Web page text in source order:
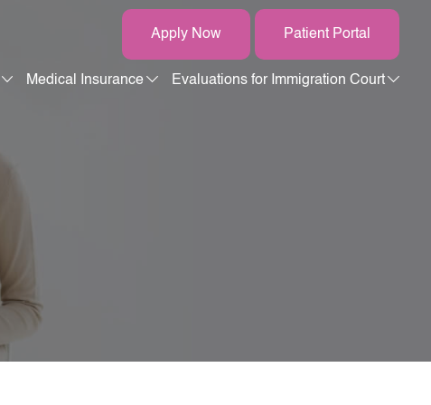
Medical Insurance Evaluations for Immigration Court
Apply Now Patient Portal